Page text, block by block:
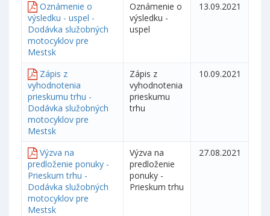
Oznámenie o
výsledku - uspel -
Dodávka služobných
motocyklov pre
Mestsk
Oznámenie o
výsledku -
uspel
13.09.2021
Zápis z
vyhodnotenia
prieskumu trhu -
Dodávka služobných
motocyklov pre
Mestsk
Zápis z
vyhodnotenia
prieskumu
trhu
10.09.2021
Výzva na
predloženie ponuky -
Prieskum trhu -
Dodávka služobných
motocyklov pre
Mestsk
Výzva na
predloženie
ponuky -
Prieskum trhu
27.08.2021